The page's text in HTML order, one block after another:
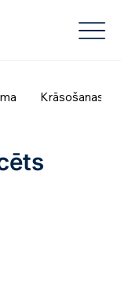
Krāsošanas